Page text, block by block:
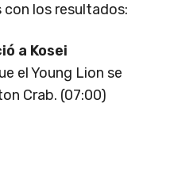
los resultados:
a Kosei
el Young Lion se
Crab. (07:00)